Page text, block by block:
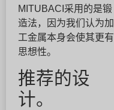
MITUBACI采用的是锻
造法，因为我们认为加
工金属本身会使其更有
思想性。
推荐的设
计。